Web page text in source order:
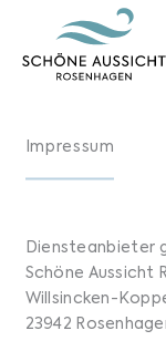
springen
Impressum
Diensteanbieter
Schöne Aussicht
Willsincken-
23942